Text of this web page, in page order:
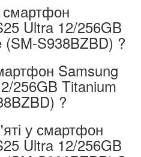
смартфон
Ultra 12/256GB
S938BZBD) ?
Samsung
256GB Titanium
?
у смартфон
Ultra 12/256GB